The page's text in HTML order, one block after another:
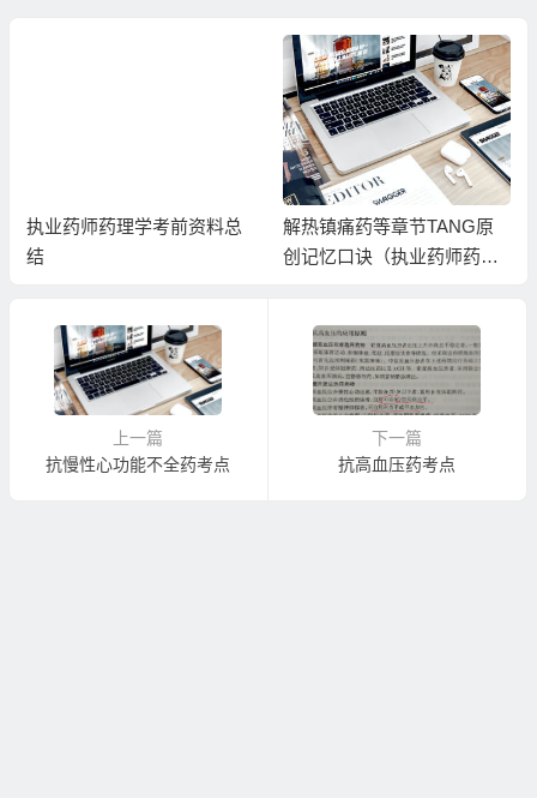
执业药师药理学考前资料总
结
解热镇痛药等章节TANG原
创记忆口诀（执业药师药理
上一篇
抗慢性心功能不全药考点
下一篇
抗高血压药考点